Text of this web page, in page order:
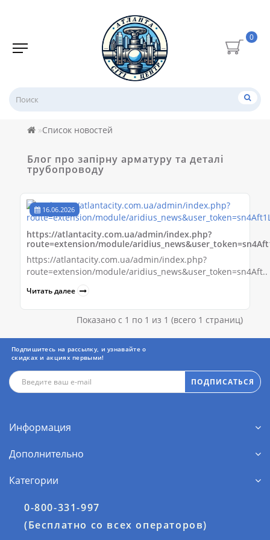
0
Список новостей
Блог про запірну арматуру та деталі
трубопроводу
16.06.2026
https://atlantacity.com.ua/admin/index.php?
route=extension/module/
https://atlantacity.com.ua/admin/index.php?
route=extension/module/aridius_news&user_token=sn4Aft..
Читать далее
Показано с 1 по 1 из 1 (всего 1 страниц)
Подпишитесь на рассылку, и узнавайте о
скидках и акциях первыми!
ПОДПИСАТЬСЯ
Информация
Дополнительно
Категории
0-800-331-997
(Бесплатно со всех операторов)